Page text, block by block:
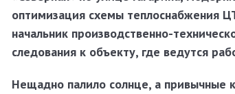
оптимизация схемы теплоснабжения
начальник производственно-
следования к объекту, где ведутся
Нещадно палило солнце, а привычные